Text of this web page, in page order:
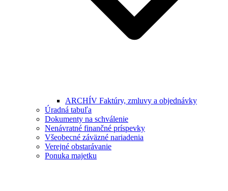
ARCHÍV Faktúry, zmluvy a objednávky
Úradná tabuľa
Dokumenty na schválenie
Nenávratné finančné príspevky
Všeobecné záväzné nariadenia
Verejné obstarávanie
Ponuka majetku